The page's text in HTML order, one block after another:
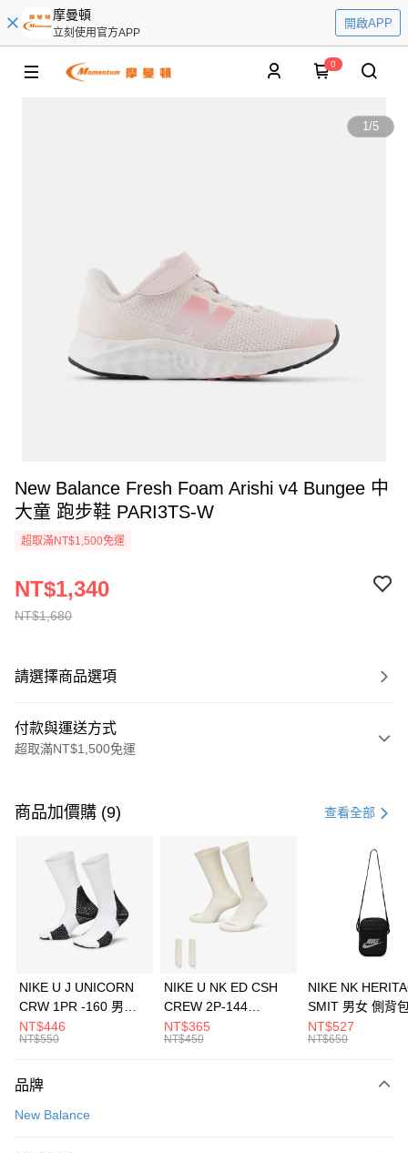
摩曼頓
立刻使用官方APP
開啟APP
0
1/5
New Balance Fresh Foam Arishi v4 Bungee 中
大童 跑步鞋 PARI3TS-W
超取滿NT$1,500免運
NT$1,680
NT$1,340
請選擇商品選項
付款與運送方式
超取滿NT$1,500免運
信用卡一次付款
3 期 0 利率 每期 21家銀行
合作金庫商業銀行
第一商業銀行
華南商業銀行
彰化商業銀行
上海商業儲蓄銀行
元大商業銀行
台灣樂天信用卡公司
Apple Pay
全盈+PAY
AFTEE先享後付
【關於「AFTEE先享後付」】
便利好安心！
運送方式
商品加價購 (9) 查看全部
NIKE U J UNICORN
CRW 1PR -160 男女
中統襪 FZ3393100
NT$446
NT$550
NIKE U NK ED CSH
CREW 2P-144
EMBRDY 男女 短統襪
FZ3073133
NT$365
NT$450
NIKE NK
SMIT 男女 側背
BA5871010
NT$527
NT$650
品牌
New Balance